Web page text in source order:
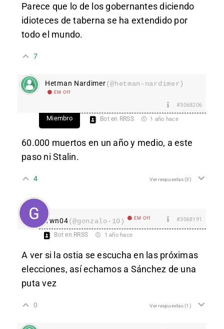
Parece que lo de los gobernantes diciendo
idioteces de taberna se ha extendido por
todo el mundo.
7
Hetman Nardimer(@hetman-nardimer)
EM Off
#3068206
Miembro Bot en RRSS 1 año hace
60.000 muertos en un año y medio, a este
paso ni Stalin.
4 Ver respuestas(3)
Ywn04(@gonzalo-10) EM Off #3068191
Bot en RRSS 1 año hace
A ver si la ostia se escucha en las próximas
elecciones, así echamos a Sánchez de una
puta vez
0 Ver respuestas(1)